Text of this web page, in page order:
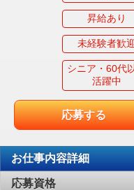
昇給あり
未経験者歓
シニア・60代
活躍中
応募する
お仕事内容詳細
応募資格